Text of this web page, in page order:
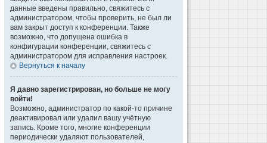
данные введены правильно, свяжитесь с
администратором, чтобы проверить, не был ли
вам закрыт доступ к конференции. Также
возможно, что допущена ошибка в
конфигурации конференции, свяжитесь с
администратором для исправления настроек.
Вернуться к началу
Я давно зарегистрирован, но больше не могу
войти!
Возможно, администратор по какой-то причине
деактивировал или удалил вашу учётную
запись. Кроме того, многие конференции
периодически удаляют пользователей,